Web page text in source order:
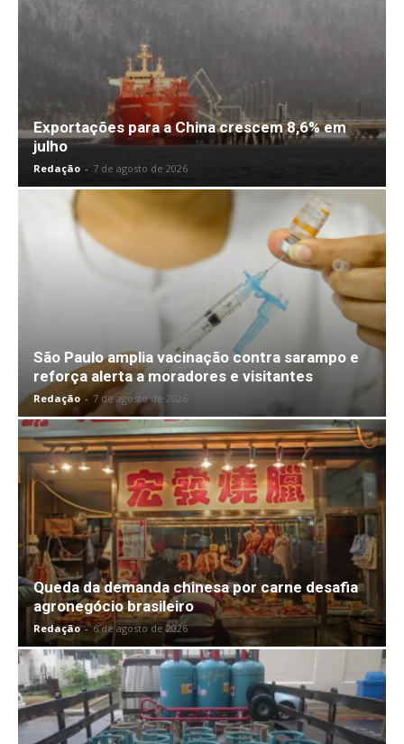
Exportações para a China crescem 8,6% em
julho
Redação - 7 de agosto de 2026
São Paulo amplia vacinação contra sarampo e
reforça alerta a moradores e visitantes
Redação - 7 de agosto de 2026
Queda da demanda chinesa por carne desafia
agronegócio brasileiro
Redação - 6 de agosto de 2026